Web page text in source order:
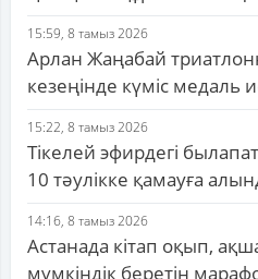
15:59, 8 тамыз 2026
Арлан Жаңабай
кезеңінде күміс медаль
15:22, 8 тамыз 2026
Тікелей эфирдегі
10 тәулікке қамауға
14:16, 8 тамыз 2026
Астанада кітап оқып,
мүмкіндік беретін